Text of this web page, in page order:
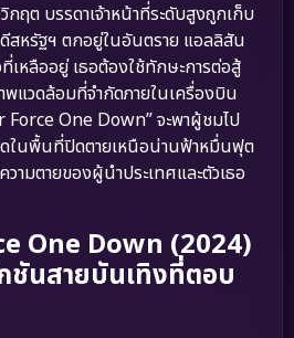
ฤต บรรดาเจ้าหน้าที่ระดับสูงถูกเก็บ
สหรัฐฯ ตกอยู่ในอันตราย แอลลิสัน
เหลืออยู่ เธอต้องใช้ทักษะการต่อสู้
แวดล้อมที่จำกัดภายในเครื่องบิน
Force One Down” จะพาผู้ชมไป
ในพื้นที่ปิดตายเหนือน่านฟ้าหมื่นฟุต
ามตายของผู้นำประเทศและตัวเธอ
One Down (2024)
ชันสายบันเทิงที่ตอบ